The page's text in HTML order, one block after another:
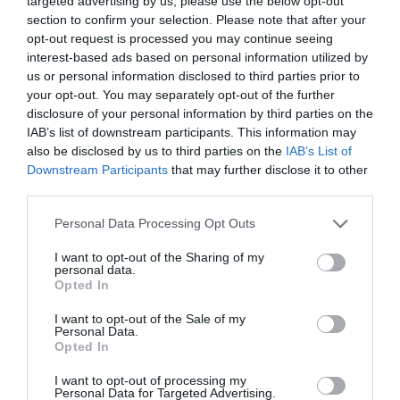
section to confirm your selection. Please note that after your
opt-out request is processed you may continue seeing
interest-based ads based on personal information utilized by
us or personal information disclosed to third parties prior to
your opt-out. You may separately opt-out of the further
disclosure of your personal information by third parties on the
IAB’s list of downstream participants. This information may
also be disclosed by us to third parties on the IAB’s List of
Downstream Participants that may further disclose it to other
Personal Data Processing Opt Outs
I want to opt-out of the Sharing of my
personal data.
Opted In
I want to opt-out of the Sale of my
Personal Data.
Opted In
I want to opt-out of processing my
Personal Data for Targeted Advertising.
emocionalmente más saludables.
Eldelightno es una emoción pasajera; es un
recurso psicológico que puede reforzar la
resiliencia, la creatividad y la capacidad de
respuesta ante los retos. Contribuye a la
sostenibilidad humana: personas menos
estresadas, más motivadas y más capaces de
innovar contribuyen a una sociedad más
El estudio ha sido elaborado por Alba Manresa,
profesora e investigadora de la Facultad de
Ciencias Económicas y Sociales de UIC
Barcelona y experta en el ámbito de la gestión